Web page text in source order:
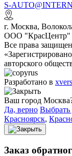
S-
г. Москва,
ООО "КрасЦентр"
Все права
авторского
Разработано в
Ваш город
Да, верно Выбрать
Красноярск,
Заказ